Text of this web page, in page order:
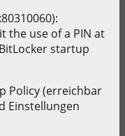
the use of a PIN at
startup
Policy (erreichbar
Einstellungen